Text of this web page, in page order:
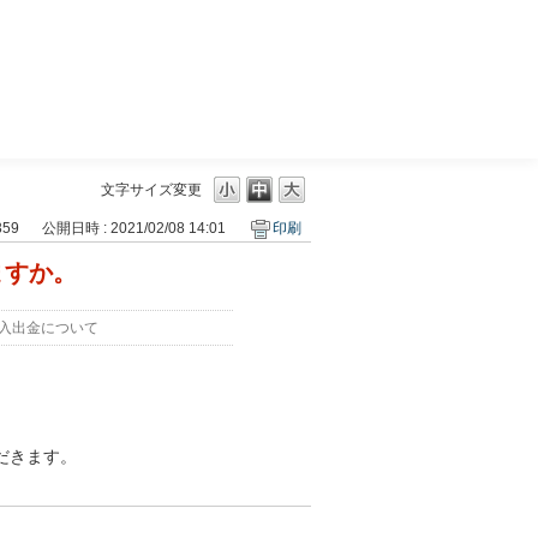
文字サイズ変更
公開日時 : 2021/02/08 14:01 印刷
か。
入出金について
ます。